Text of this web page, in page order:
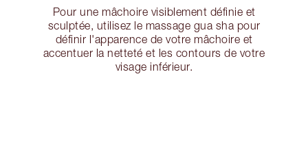
Pour une mâchoire visiblement définie et
sculptée, utilisez le massage gua sha pour
définir l'apparence de votre mâchoire et
accentuer la netteté et les contours de votre
visage inférieur.